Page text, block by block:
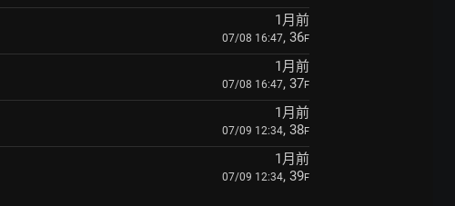
1月前
07/08 16:47, 36F
1月前
07/08 16:47, 37F
1月前
07/09 12:34, 38F
1月前
07/09 12:34, 39F